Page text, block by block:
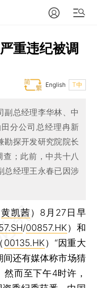
重违纪被调
T中
English
副总经理李华林、中
分公司总经理冉新
勘探开发研究院院长
；此前，中共十八
总经理王永春已因涉
黄凯茜） 8月27日早
/00857.HK）和
（00135.HK）“因重大
间还有媒体称市场猜
而至下午4时许，